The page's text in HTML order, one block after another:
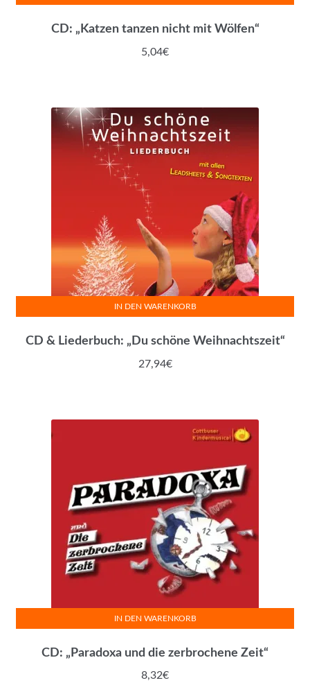
CD: „Katzen tanzen nicht mit Wölfen“
5,04€
CD & Liederbuch: „Du schöne Weihnachtszeit“
27,94€
IN DEN WARENKORB
CD: „Paradoxa und die zerbrochene Zeit“
8,32€
IN DEN WARENKORB